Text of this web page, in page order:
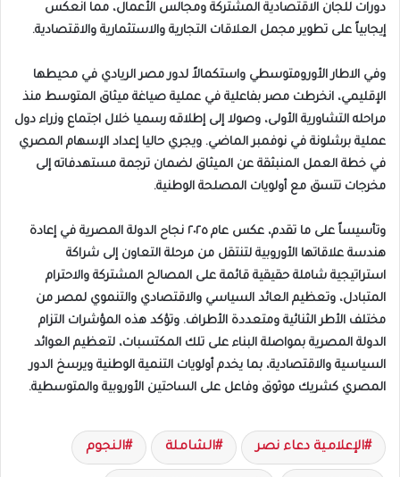
دورات للجان الاقتصادية المشتركة ومجالس الأعمال، مما انعكس
إيجابياً على تطوير مجمل العلاقات التجارية والاستثمارية والاقتصادية.
وفي الاطار الأورومتوسطي واستكمالاً لدور مصر الريادي في محيطها
الإقليمي، انخرطت مصر بفاعلية في عملية صياغة ميثاق المتوسط منذ
مراحله التشاورية الأولى، وصولا إلى إطلاقه رسميا خلال اجتماع وزراء دول
عملية برشلونة في نوفمبر الماضي. ويجري حاليا إعداد الإسهام المصري
في خطة العمل المنبثقة عن الميثاق لضمان ترجمة مستهدفاته إلى
مخرجات تتسق مع أولويات المصلحة الوطنية.
وتأسيساً على ما تقدم، عكس عام ٢٠٢٥ نجاح الدولة المصرية في إعادة
هندسة علاقاتها الأوروبية لتنتقل من مرحلة التعاون إلى شراكة
استراتيجية شاملة حقيقية قائمة على المصالح المشتركة والاحترام
المتبادل، وتعظيم العائد السياسي والاقتصادي والتنموي لمصر من
مختلف الأطر الثنائية ومتعددة الأطراف. وتؤكد هذه المؤشرات التزام
الدولة المصرية بمواصلة البناء على تلك المكتسبات، لتعظيم العوائد
السياسية والاقتصادية، بما يخدم أولويات التنمية الوطنية ويرسخ الدور
المصري كشريك موثوق وفاعل على الساحتين الأوروبية والمتوسطية.
الإعلامية دعاء نصر الشاملة النجوم